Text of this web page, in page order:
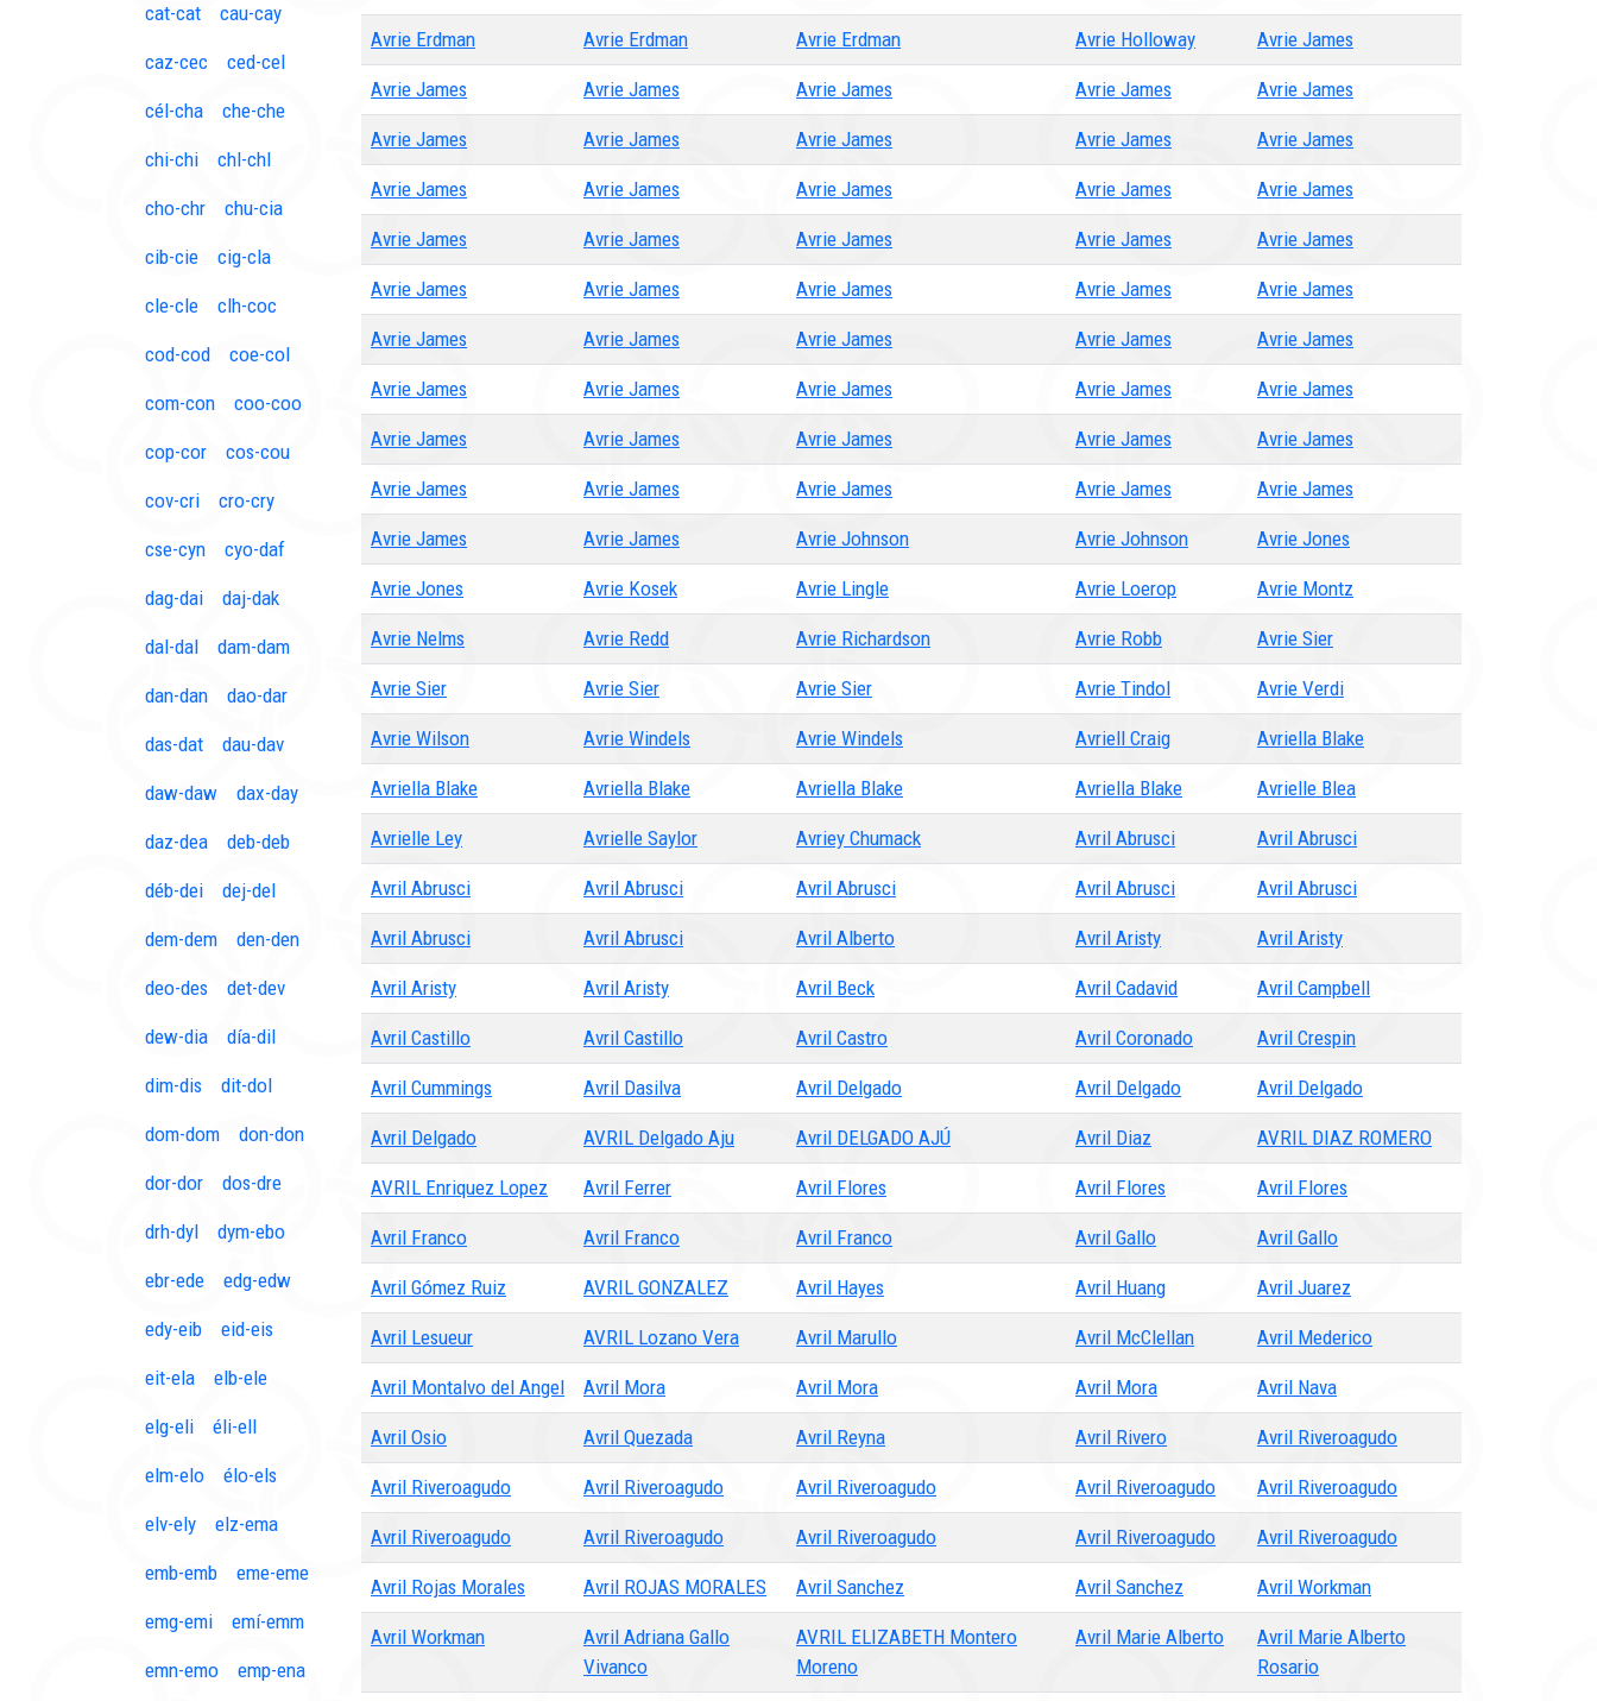
cat-cat cau-cay
caz-cec ced-cel
cél-cha che-che
chi-chi chl-chl
cho-chr chu-cia
cib-cie cig-cla
cle-cle clh-coc
cod-cod coe-col
com-con coo-coo
cop-cor cos-cou
cov-cri cro-cry
cse-cyn cyo-daf
dag-dai daj-dak
dal-dal dam-dam
dan-dan dao-dar
das-dat dau-dav
daw-daw dax-day
daz-dea deb-deb
déb-dei dej-del
dem-dem den-den
deo-des det-dev
dew-dia día-dil
dim-dis dit-dol
dom-dom don-don
dor-dor dos-dre
drh-dyl dym-ebo
ebr-ede edg-edw
edy-eib eid-eis
eit-ela elb-ele
elg-eli éli-ell
elm-elo élo-els
elv-ely elz-ema
emb-emb eme-eme
emg-emi emí-emm
emn-emo emp-ena
Avrie Erdman Avrie Erdman Avrie Erdman Avrie Holloway Avrie James
Avrie James Avrie James Avrie James Avrie James Avrie James
Avrie James Avrie James Avrie James Avrie James Avrie James
Avrie James Avrie James Avrie James Avrie James Avrie James
Avrie James Avrie James Avrie James Avrie James Avrie James
Avrie James Avrie James Avrie James Avrie James Avrie James
Avrie James Avrie James Avrie James Avrie James Avrie James
Avrie James Avrie James Avrie James Avrie James Avrie James
Avrie James Avrie James Avrie James Avrie James Avrie James
Avrie James Avrie James Avrie James Avrie James Avrie James
Avrie James Avrie James Avrie Johnson Avrie Johnson Avrie Jones
Avrie Jones Avrie Kosek Avrie Lingle Avrie Loerop Avrie Montz
Avrie Nelms Avrie Redd Avrie Richardson Avrie Robb Avrie Sier
Avrie Sier Avrie Sier Avrie Sier Avrie Tindol Avrie Verdi
Avrie Wilson Avrie Windels Avrie Windels Avriell Craig Avriella Blake
Avriella Blake Avriella Blake Avriella Blake Avriella Blake Avrielle Blea
Avrielle Ley Avrielle Saylor Avriey Chumack Avril Abrusci Avril Abrusci
Avril Abrusci Avril Abrusci Avril Abrusci Avril Abrusci Avril Abrusci
Avril Abrusci Avril Abrusci Avril Alberto Avril Aristy Avril Aristy
Avril Aristy Avril Aristy Avril Beck Avril Cadavid Avril Campbell
Avril Castillo Avril Castillo Avril Castro Avril Coronado Avril Crespin
Avril Cummings Avril Dasilva Avril Delgado Avril Delgado Avril Delgado
Avril Delgado AVRIL Delgado Aju Avril DELGADO AJÚ Avril Diaz AVRIL DIAZ ROMERO
AVRIL Enriquez Lopez Avril Ferrer Avril Flores Avril Flores Avril Flores
Avril Franco Avril Franco Avril Franco Avril Gallo Avril Gallo
Avril Gómez Ruiz AVRIL GONZALEZ Avril Hayes Avril Huang Avril Juarez
Avril Lesueur AVRIL Lozano Vera Avril Marullo Avril McClellan Avril Mederico
Avril Montalvo del Angel Avril Mora Avril Mora Avril Mora Avril Nava
Avril Osio Avril Quezada Avril Reyna Avril Rivero Avril Riveroagudo
Avril Riveroagudo Avril Riveroagudo Avril Riveroagudo Avril Riveroagudo Avril Riveroagudo
Avril Riveroagudo Avril Riveroagudo Avril Riveroagudo Avril Riveroagudo Avril Riveroagudo
Avril Rojas Morales Avril ROJAS MORALES Avril Sanchez Avril Sanchez Avril Workman
Avril Workman
Avril Adriana Gallo
Vivanco
AVRIL ELIZABETH Montero
Moreno
Avril Marie Alberto
Avril Marie Alberto
Rosario